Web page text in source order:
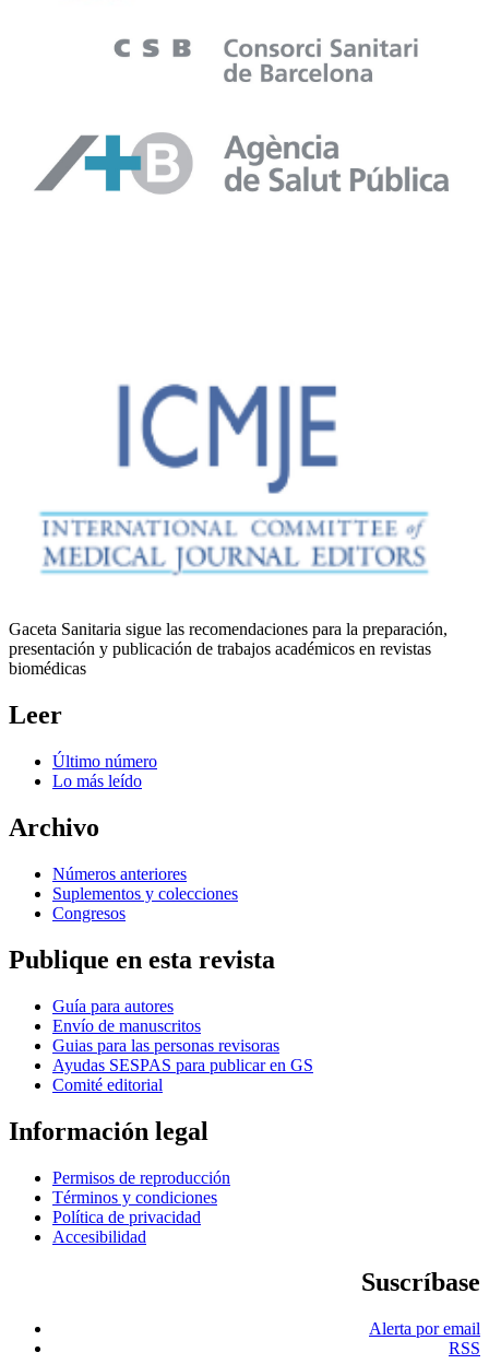
Gaceta Sanitaria sigue las recomendaciones para la preparación,
presentación y publicación de trabajos académicos en revistas
biomédicas
Leer
Último número
Lo más leído
Archivo
Números anteriores
Suplementos y colecciones
Congresos
Publique en esta revista
Guía para autores
Envío de manuscritos
Guias para las personas revisoras
Ayudas SESPAS para publicar en GS
Comité editorial
Información legal
Permisos de reproducción
Términos y condiciones
Política de privacidad
Accesibilidad
Suscríbase
Alerta por email
RSS